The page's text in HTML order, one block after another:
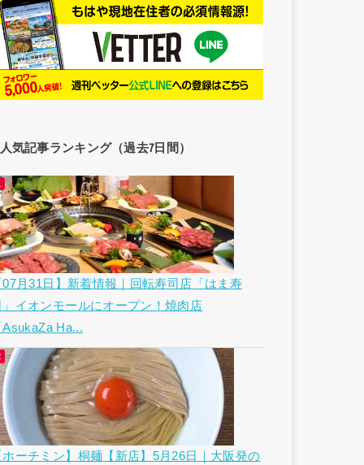
人気記事ランキング（過去7日間）
07月31日】新着情報｜回転寿司店「はま寿
」イオンモールにオープン！焼肉店
AsukaZa Ha...
ホーチミン】桐麺【新店】5月26日｜大阪発の